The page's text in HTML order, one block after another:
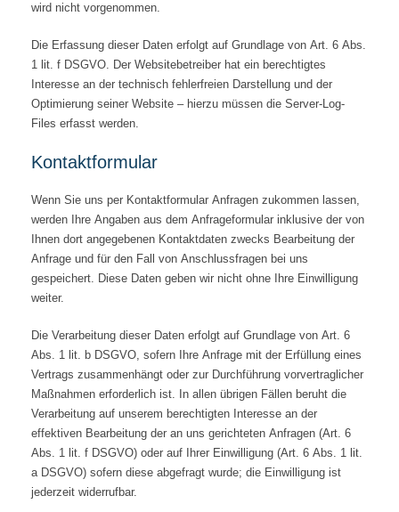
wird nicht vorgenommen.
Die Erfassung dieser Daten erfolgt auf Grundlage von Art. 6 Abs.
1 lit. f DSGVO. Der Websitebetreiber hat ein berechtigtes
Interesse an der technisch fehlerfreien Darstellung und der
Optimierung seiner Website – hierzu müssen die Server-Log-
Files erfasst werden.
Kontaktformular
Wenn Sie uns per Kontaktformular Anfragen zukommen lassen,
werden Ihre Angaben aus dem Anfrageformular inklusive der von
Ihnen dort angegebenen Kontaktdaten zwecks Bearbeitung der
Anfrage und für den Fall von Anschlussfragen bei uns
gespeichert. Diese Daten geben wir nicht ohne Ihre Einwilligung
weiter.
Die Verarbeitung dieser Daten erfolgt auf Grundlage von Art. 6
Abs. 1 lit. b DSGVO, sofern Ihre Anfrage mit der Erfüllung eines
Vertrags zusammenhängt oder zur Durchführung vorvertraglicher
Maßnahmen erforderlich ist. In allen übrigen Fällen beruht die
Verarbeitung auf unserem berechtigten Interesse an der
effektiven Bearbeitung der an uns gerichteten Anfragen (Art. 6
Abs. 1 lit. f DSGVO) oder auf Ihrer Einwilligung (Art. 6 Abs. 1 lit.
a DSGVO) sofern diese abgefragt wurde; die Einwilligung ist
jederzeit widerrufbar.